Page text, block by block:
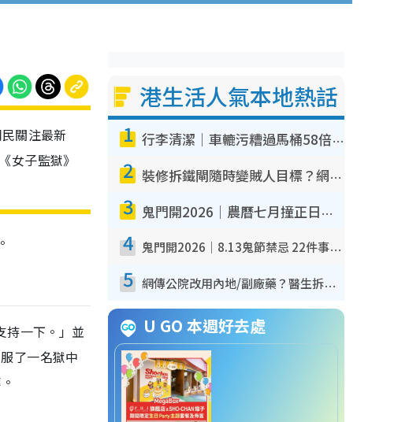
關注最新
女子監獄》
持一下。」並
了一名獄中
港生活人氣本地熱話
1 行李清潔｜車轆污糟過馬桶58倍！專家警告忌用酒精抹 教1招免污手除菌
2 裝修拆鐵閘隨時變賊人目標？網民揭2大關鍵用途：裝新式等於白裝？附新舊鐵閘分別
3 鬼門開2026｜農曆七月撞正日全食特別邪？專家警告切忌做一事！揭4大禁忌+2招保平安
4 鬼門開2026｜8.13鬼節禁忌 22件事唔做得！燒肉、刺身要少食？半夜勿吹口哨/打呢個電話
5 網傳公院改用內地/副廠藥？醫生拆解正副廠分別 揭4類人換藥隨時出事
U GO 本週好去處